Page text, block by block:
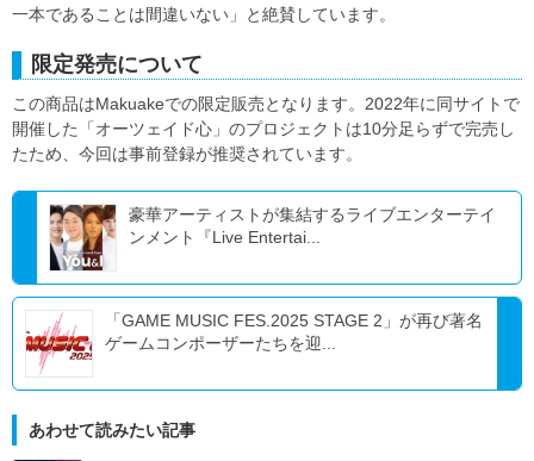
一本であることは間違いない」と絶賛しています。
限定発売について
この商品はMakuakeでの限定販売となります。2022年に同サイトで
開催した「オーツェイド心」のプロジェクトは10分足らずで完売し
たため、今回は事前登録が推奨されています。
豪華アーティストが集結するライブエンターテイ
ンメント『Live Entertai...
「GAME MUSIC FES.2025 STAGE 2」が再び著名
ゲームコンポーザーたちを迎...
あわせて読みたい記事